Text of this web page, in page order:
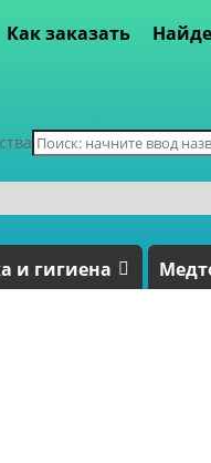
Как заказать
и гигиена